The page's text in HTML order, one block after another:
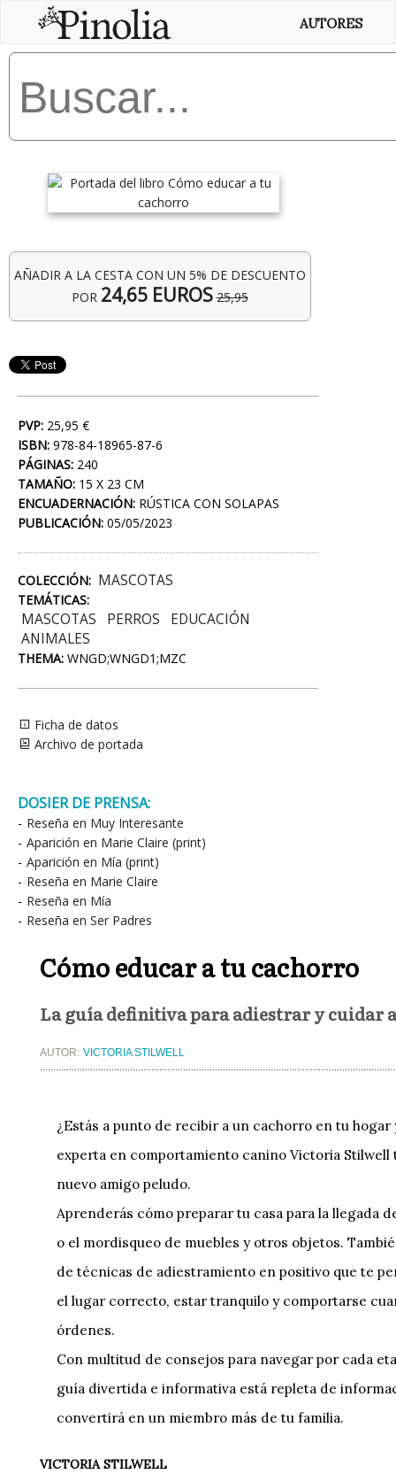
AUTORES
AÑADIR A LA CESTA CON UN 5% DE DESCUENTO
POR 24,65 EUROS 25,95
PVP: 25,95 €
ISBN: 978-84-18965-87-6
PÁGINAS: 240
TAMAÑO: 15 X 23 CM
ENCUADERNACIÓN: RÚSTICA CON SOLAPAS
PUBLICACIÓN: 05/05/2023
COLECCIÓN: MASCOTAS
TEMÁTICAS:
MASCOTAS PERROS
EDUCACIÓN
ANIMALES
THEMA: WNGD;WNGD1;MZC
Ficha de datos
Archivo de portada
DOSIER DE PRENSA:
- Reseña en Muy Interesante
- Aparición en Marie Claire (print)
- Aparición en Mía (print)
- Reseña en Marie Claire
- Reseña en Mía
- Reseña en Ser Padres
Cómo educar a tu cachorro
La guía definitiva para adiestrar y cuidar
AUTOR: VICTORIA STILWELL
¿Estás a punto de recibir a un cachorro en tu
experta en comportamiento canino Victoria Stilwell
nuevo amigo peludo.
Aprenderás cómo preparar tu casa para la llegada
o el mordisqueo de muebles y otros objetos.
de técnicas de adiestramiento en positivo que te
el lugar correcto, estar tranquilo y comportarse
órdenes.
Con multitud de consejos para navegar por cada
guía divertida e informativa está repleta de
convertirá en un miembro más de tu familia.
VICTORIA STILWELL